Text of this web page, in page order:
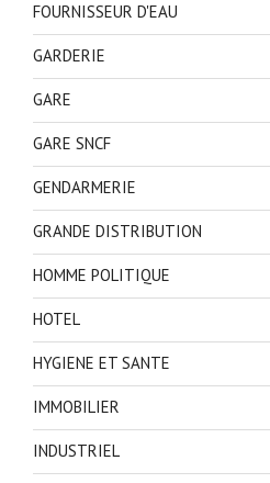
FOURNISSEUR D'EAU
GARDERIE
GARE
GARE SNCF
GENDARMERIE
GRANDE DISTRIBUTION
HOMME POLITIQUE
HOTEL
HYGIENE ET SANTE
IMMOBILIER
INDUSTRIEL